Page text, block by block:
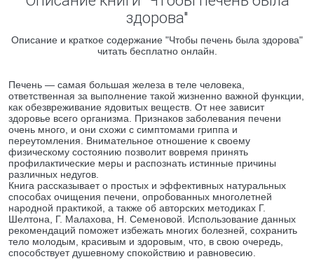
здорова"
Описание и краткое содержание "Чтобы печень была здорова"
читать бесплатно онлайн.
Печень — самая большая железа в теле человека,
ответственная за выполнение такой жизненно важной функции,
как обезвреживание ядовитых веществ. От нее зависит
здоровье всего организма. Признаков заболевания печени
очень много, и они схожи с симптомами гриппа и
переутомления. Внимательное отношение к своему
физическому состоянию позволит вовремя принять
профилактические меры и распознать истинные причины
различных недугов.
Книга рассказывает о простых и эффективных натуральных
способах очищения печени, опробованных многолетней
народной практикой, а также об авторских методиках Г.
Шелтона, Г. Малахова, Н. Семеновой. Использование данных
рекомендаций поможет избежать многих болезней, сохранить
тело молодым, красивым и здоровым, что, в свою очередь,
способствует душевному спокойствию и равновесию.